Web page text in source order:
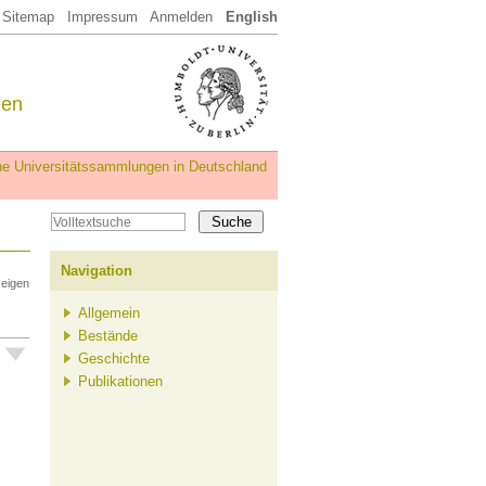
Sitemap Impressum Anmelden English
Universitätssammlungen in Deutschland
Navigation
Allgemein
Bestände
Geschichte
Publikationen